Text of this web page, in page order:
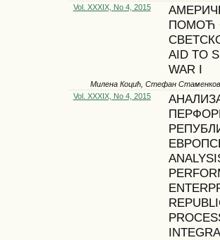
Vol. XXXIX, No 4, 2015
ПОМОЋ
AID TO
WAR I
Милена Коцић, Стефан
Vol. XXXIX, No 4, 2015